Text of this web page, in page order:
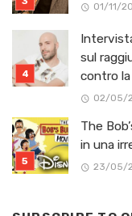
01/11/
sul
contro la
02/05/
The
in una
23/05/